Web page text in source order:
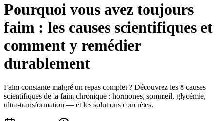
Pourquoi vous avez toujours
faim : les causes scientifiques et
comment y remédier
durablement
Faim constante malgré un repas complet ? Découvrez les 8 causes
scientifiques de la faim chronique : hormones, sommeil, glycémie,
ultra-transformation — et les solutions concrètes.